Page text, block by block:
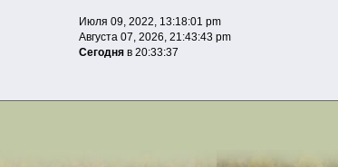
Июля 09, 2022, 13:18:01 pm
Августа 07, 2026, 21:43:43 pm
Сегодняв 20:33:37